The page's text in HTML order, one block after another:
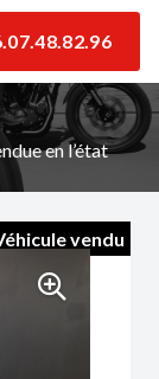
en l’état
vendu